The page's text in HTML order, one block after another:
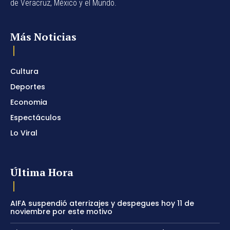
de Veracruz, México y el Mundo.
Más Noticias
Cultura
Deportes
Economia
Espectáculos
Lo Viral
Última Hora
AIFA suspendió aterrizajes y despegues hoy 11 de
noviembre por este motivo